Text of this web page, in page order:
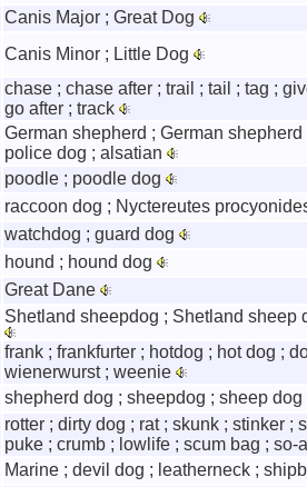
Canis Major ; Great Dog
Canis Minor ; Little Dog
chase ; chase after ; trail ; tail ; tag ;
go after ; track
German shepherd ; German shepherd
police dog ; alsatian
poodle ; poodle dog
raccoon dog ; Nyctereutes
watchdog ; guard dog
hound ; hound dog
Great Dane
Shetland sheepdog ; Shetland sheep
frank ; frankfurter ; hotdog ; hot dog ;
wienerwurst ; weenie
shepherd dog ; sheepdog ; sheep dog
rotter ; dirty dog ; rat ; skunk ; stinker ;
puke ; crumb ; lowlife ; scum bag ; so-
Marine ; devil dog ; leatherneck ;